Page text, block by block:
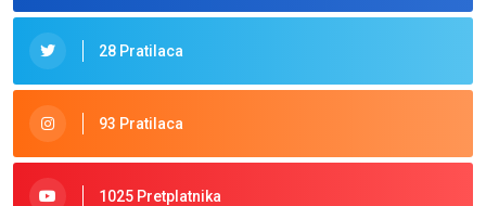
28 Pratilaca
93 Pratilaca
1025 Pretplatnika